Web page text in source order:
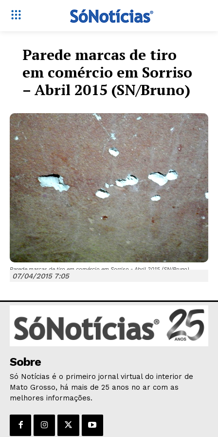
Só Notícias
POLÍTICA
POLÍCIA
ESPORTES
OPINIÃO
GERAL
Parede marcas de tiro
em comércio em Sorriso
– Abril 2015 (SN/Bruno)
Parede marcas de tiro em comércio em Sorriso - Abril 2015 (SN/Bruno)
07/04/2015 7:05
Sobre
Só Notícias é o primeiro jornal virtual do interior de
Mato Grosso, há mais de 25 anos no ar com as
melhores informações.